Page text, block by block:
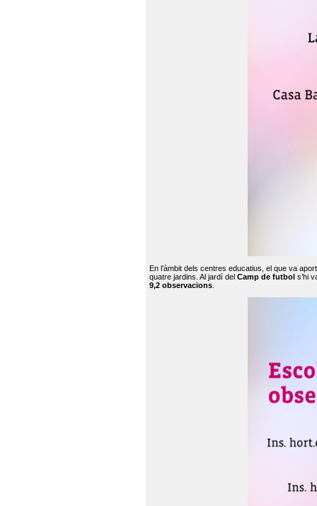
En l’àmbit dels centres educatius, el que va
quatre jardins. Al jardí del Camp de futbol s’hi
9,2 observacions